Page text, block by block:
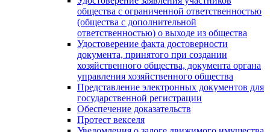
общества с ограниченной ответственностью
(общества с дополнительной
ответственностью) о выходе из общества
Удостоверение факта достоверности
документа, принятого при создании
хозяйственного общества, документа органа
управления хозяйственного общества
Представление электронных документов для
государственной регистрации
Обеспечение доказательств
Протест векселя